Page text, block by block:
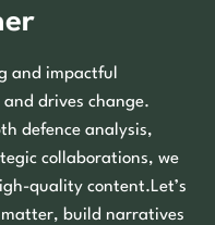
and impactful
drives change.
defence analysis,
collaborations, we
quality content.Let’s
build narratives